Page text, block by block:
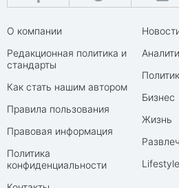
О компании
Редакционная политика и
стандарты
Как стать нашим автором
Правила пользования
Правовая информация
Политика
конфиденциальности
Бизнес
Жизнь
Lifestyle